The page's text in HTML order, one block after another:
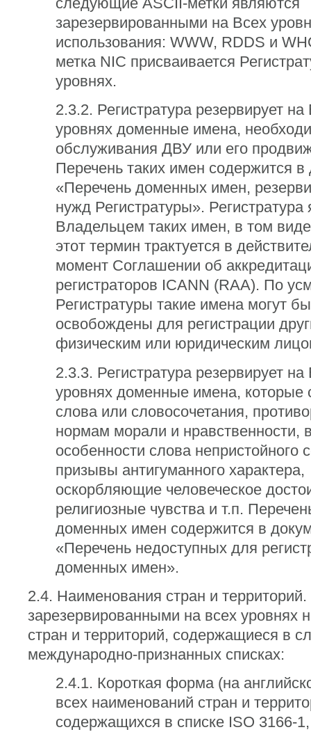
зарезервированными на Всех
использования: WWW, RDDS и
метка NIC присваивается
уровнях.
2.3.2. Регистратура резервирует на
уровнях доменные имена,
обслуживания ДВУ или его
Перечень таких имен содержится в
«Перечень доменных имен,
нужд Регистратуры». Регистратура
Владельцем таких имен, в том
этот термин трактуется в
момент Cоглашении об
регистраторов ICANN (RAA). По
Регистратуры такие имена могут
освобождены для регистрации
физическим или юридическим
2.3.3. Регистратура резервирует на
уровнях доменные имена, которые
слова или словосочетания,
нормам морали и нравственности,
особенности слова непристойного
призывы антигуманного характера,
оскорбляющие человеческое
религиозные чувства и т.п.
доменных имен содержится в
«Перечень недоступных для
доменных имен».
2.4. Наименования стран и
зарезервированными на всех уровнях
стран и территорий, содержащиеся в
международно-признанных списках:
2.4.1. Короткая форма (на
всех наименований стран и
содержащихся в списке ISO 3166-